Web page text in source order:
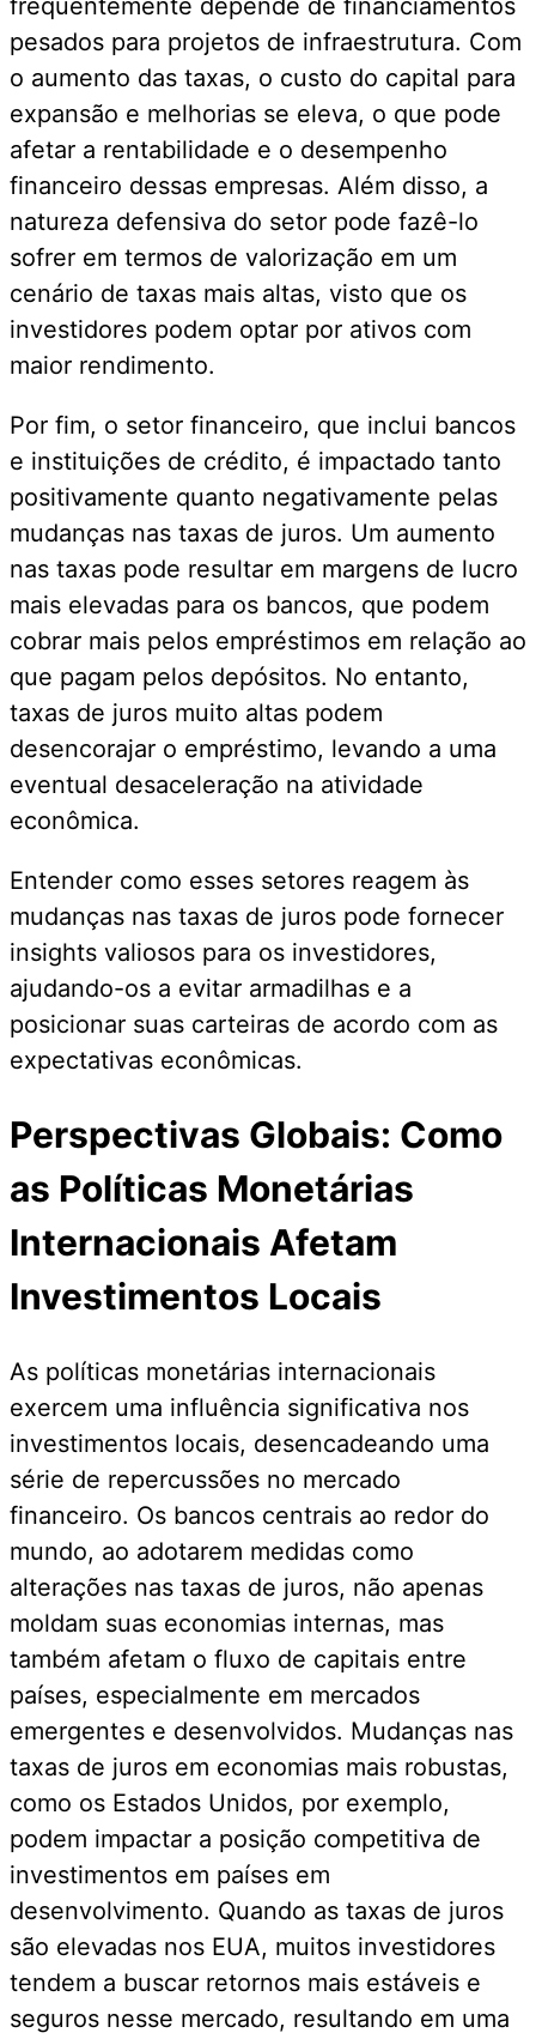
frequentemente depende de financiamentos
pesados para projetos de infraestrutura. Com
o aumento das taxas, o custo do capital para
expansão e melhorias se eleva, o que pode
afetar a rentabilidade e o desempenho
financeiro dessas empresas. Além disso, a
natureza defensiva do setor pode fazê-lo
sofrer em termos de valorização em um
cenário de taxas mais altas, visto que os
investidores podem optar por ativos com
maior rendimento.
Por fim, o setor financeiro, que inclui bancos
e instituições de crédito, é impactado tanto
positivamente quanto negativamente pelas
mudanças nas taxas de juros. Um aumento
nas taxas pode resultar em margens de lucro
mais elevadas para os bancos, que podem
cobrar mais pelos empréstimos em relação ao
que pagam pelos depósitos. No entanto,
taxas de juros muito altas podem
desencorajar o empréstimo, levando a uma
eventual desaceleração na atividade
econômica.
Entender como esses setores reagem às
mudanças nas taxas de juros pode fornecer
insights valiosos para os investidores,
ajudando-os a evitar armadilhas e a
posicionar suas carteiras de acordo com as
expectativas econômicas.
Perspectivas Globais: Como
as Políticas Monetárias
Internacionais Afetam
Investimentos Locais
As políticas monetárias internacionais
exercem uma influência significativa nos
investimentos locais, desencadeando uma
série de repercussões no mercado
financeiro. Os bancos centrais ao redor do
mundo, ao adotarem medidas como
alterações nas taxas de juros, não apenas
moldam suas economias internas, mas
também afetam o fluxo de capitais entre
países, especialmente em mercados
emergentes e desenvolvidos. Mudanças nas
taxas de juros em economias mais robustas,
como os Estados Unidos, por exemplo,
podem impactar a posição competitiva de
investimentos em países em
desenvolvimento. Quando as taxas de juros
são elevadas nos EUA, muitos investidores
tendem a buscar retornos mais estáveis e
seguros nesse mercado, resultando em uma